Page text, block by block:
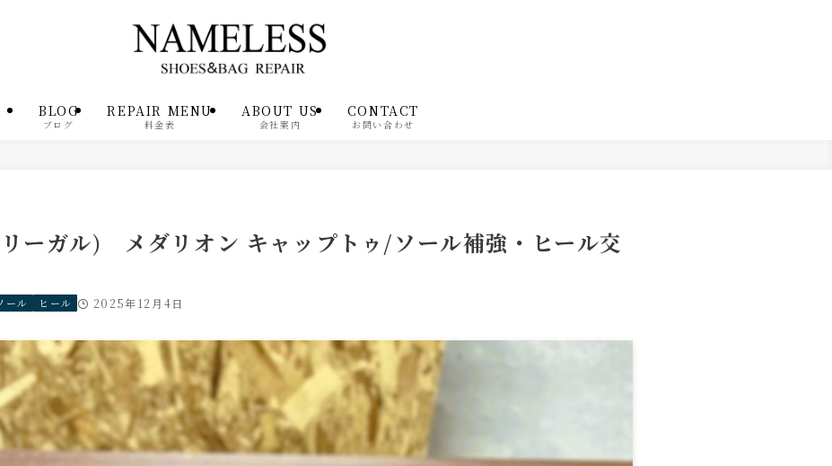
BLOG
ブログ
REPAIR MENU
料金表
ABOUT US
会社案内
CONTACT
お問い合わせ
ーガル) メダリオン キャップトゥ/ソール補強・ヒール交
ール ヒール 2025年12月4日